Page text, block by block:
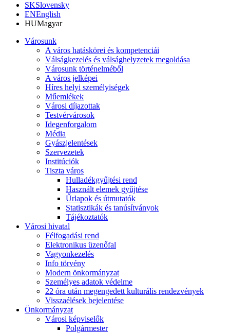
SKSlovensky
ENEnglish
HUMagyar
Városunk
A város hatáskörei és kompetenciái
Válságkezelés és válsághelyzetek megoldása
Városunk történelméből
A város jelképei
Híres helyi személyiségek
Műemlékek
Városi díjazottak
Testvérvárosok
Idegenforgalom
Média
Gyászjelentések
Szervezetek
Institúciók
Tiszta város
Hulladékgyűjtési rend
Használt elemek gyűjtése
Űrlapok és útmutatók
Statisztikák és tanúsítványok
Tájékoztatók
Városi hivatal
Félfogadási rend
Elektronikus üzenőfal
Vagyonkezelés
Info törvény
Modern önkormányzat
Személyes adatok védelme
22 óra után megengedett kulturális rendezvények
Visszaélések bejelentése
Önkormányzat
Városi képviselők
Polgármester